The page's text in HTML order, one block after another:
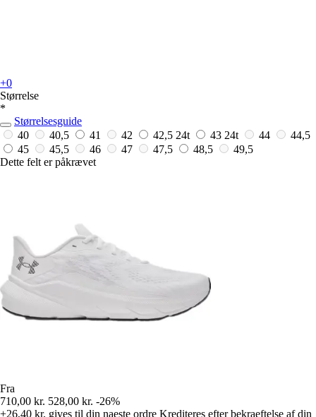
+0
Størrelse
*
Størrelsesguide
40
40,5 41 42 42,5 24t 43 24t 44
44,5
45
45,5 46 47 47,5 48,5
49,5
Dette felt er påkrævet
Fra
710,00 kr. 528,00 kr. -26%
+26,40 kr. gives til din naeste ordre Krediteres efter bekraeftelse af din